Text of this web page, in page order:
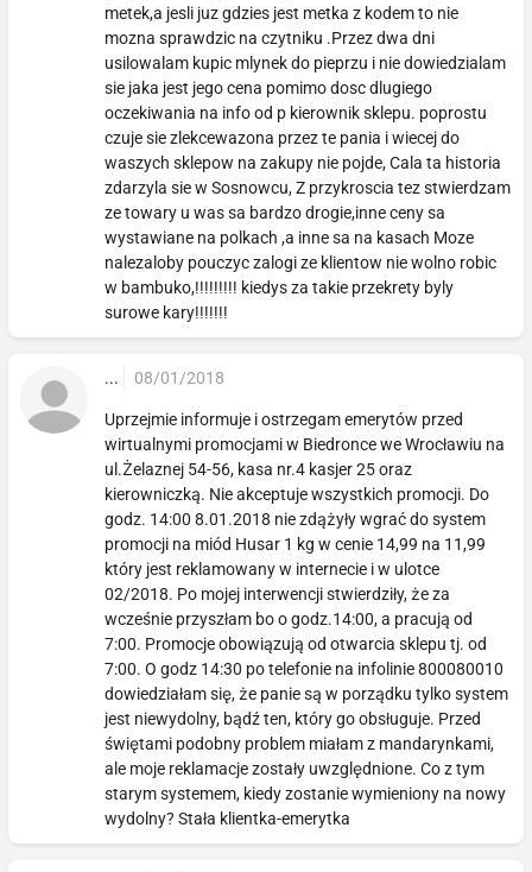
metek,a jesli juz gdzies jest metka z kodem to nie
mozna sprawdzic na czytniku .Przez dwa dni
usilowalam kupic mlynek do pieprzu i nie dowiedzialam
sie jaka jest jego cena pomimo dosc dlugiego
oczekiwania na info od p kierownik sklepu. poprostu
czuje sie zlekcewazona przez te pania i wiecej do
waszych sklepow na zakupy nie pojde, Cala ta historia
zdarzyla sie w Sosnowcu, Z przykroscia tez stwierdzam
ze towary u was sa bardzo drogie,inne ceny sa
wystawiane na polkach ,a inne sa na kasach Moze
nalezaloby pouczyc zalogi ze klientow nie wolno robic
w bambuko,!!!!!!!!! kiedys za takie przekrety byly
surowe kary!!!!!!!
... 08/01/2018
Uprzejmie informuje i ostrzegam emerytów przed
wirtualnymi promocjami w Biedronce we Wrocławiu na
ul.Żelaznej 54-56, kasa nr.4 kasjer 25 oraz
kierowniczką. Nie akceptuje wszystkich promocji. Do
godz. 14:00 8.01.2018 nie zdążyły wgrać do system
promocji na miód Husar 1 kg w cenie 14,99 na 11,99
który jest reklamowany w internecie i w ulotce
02/2018. Po mojej interwencji stwierdziły, że za
wcześnie przyszłam bo o godz.14:00, a pracują od
7:00. Promocje obowiązują od otwarcia sklepu tj. od
7:00. O godz 14:30 po telefonie na infolinie 800080010
dowiedziałam się, że panie są w porządku tylko system
jest niewydolny, bądź ten, który go obsługuje. Przed
świętami podobny problem miałam z mandarynkami,
ale moje reklamacje zostały uwzględnione. Co z tym
starym systemem, kiedy zostanie wymieniony na nowy
wydolny? Stała klientka-emerytka